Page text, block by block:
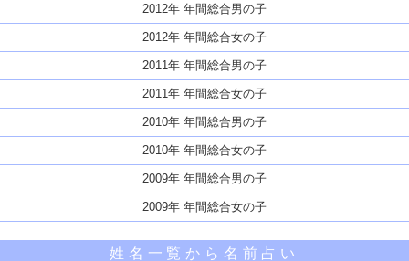
2012年 年間総合男の子
2012年 年間総合女の子
2011年 年間総合男の子
2011年 年間総合女の子
2010年 年間総合男の子
2010年 年間総合女の子
2009年 年間総合男の子
2009年 年間総合女の子
姓名一覧から名前占い